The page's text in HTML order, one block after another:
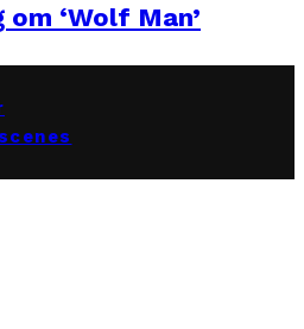
‘Wolf Man’